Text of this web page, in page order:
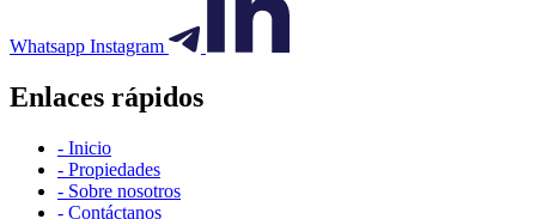
Whatsapp Instagram
Enlaces rápidos
- Inicio
- Propiedades
- Sobre nosotros
- Contáctanos